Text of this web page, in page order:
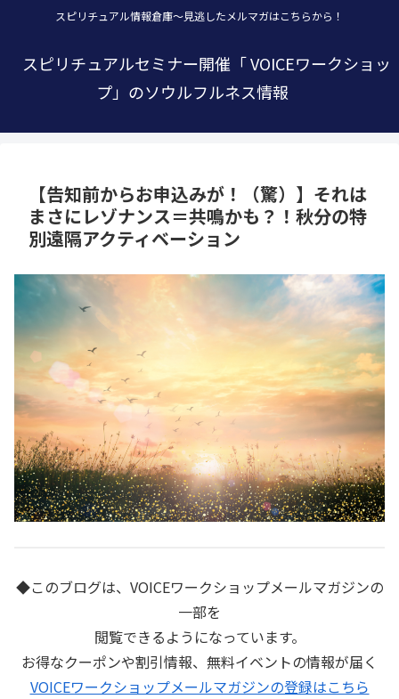
スピリチュアル情報倉庫～見逃したメルマガはこちらから！
スピリチュアルセミナー開催「 VOICEワークショッ
プ」のソウルフルネス情報
【告知前からお申込みが！（驚）】それは
まさにレゾナンス＝共鳴かも？！秋分の特
別遠隔アクティベーション
◆このブログは、VOICEワークショップメールマガジンの
一部を
閲覧できるようになっています。
お得なクーポンや割引情報、無料イベントの情報が届く
VOICEワークショップメールマガジンの登録はこちら